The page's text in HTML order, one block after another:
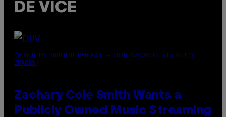
DE VICE
(PHOTO BY ROBERTO PANUCCI – CORBIS/CORBIS VIA GETTY
IMAGES)
Zachary Cole Smith Wants a
Publicly Owned Music Streaming